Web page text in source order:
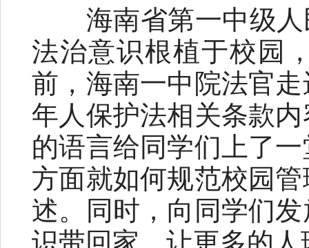
海南省第一中级人
法治意识根植于校园
前，海南一中院法官
年人保护法相关条款
的语言给同学们上了
方面就如何规范校园
述。同时，向同学们